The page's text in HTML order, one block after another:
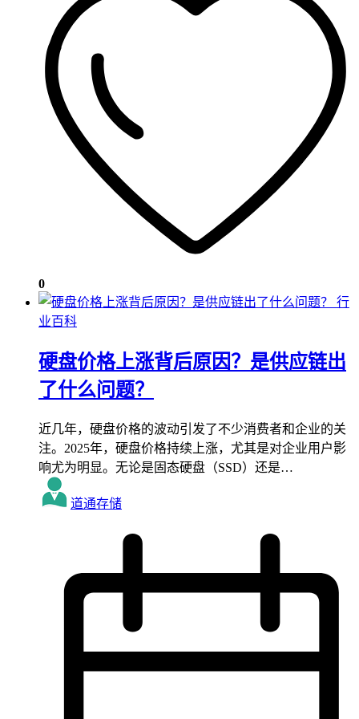
0
行
业百科
硬盘价格上涨背后原因？是供应链出
了什么问题？
近几年，硬盘价格的波动引发了不少消费者和企业的关
注。2025年，硬盘价格持续上涨，尤其是对企业用户影
响尤为明显。无论是固态硬盘（SSD）还是…
道通存储